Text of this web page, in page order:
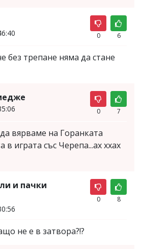
0 6
без трепане няма да стане
0 7
вярваме на Горанката
в играта със Черепа...ах ххах
и пачки
0 8
не е в затвора?!?